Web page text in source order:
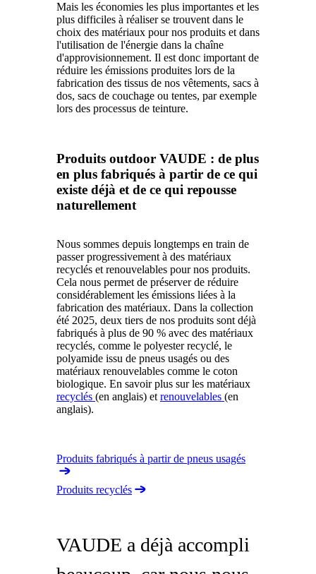
Mais les économies les plus importantes et les
plus difficiles à réaliser se trouvent dans le
choix des matériaux pour nos produits et dans
l'utilisation de l'énergie dans la chaîne
d'approvisionnement. Il est donc important de
réduire les émissions produites lors de la
fabrication des tissus de nos vêtements, sacs à
dos, sacs de couchage ou tentes, par exemple
lors des processus de teinture.
Produits outdoor VAUDE : de plus
en plus fabriqués à partir de ce qui
existe déjà et de ce qui repousse
naturellement
Nous sommes depuis longtemps en train de
passer progressivement à des matériaux
recyclés et renouvelables pour nos produits.
Cela nous permet de préserver de réduire
considérablement les émissions liées à la
fabrication des matériaux. Dans la collection
été 2025, deux tiers de nos produits sont déjà
fabriqués à plus de 90 % avec des matériaux
recyclés, comme le polyester recyclé, le
polyamide issu de pneus usagés ou des
matériaux renouvelables comme le coton
biologique. En savoir plus sur les matériaux
recyclés (en anglais) et renouvelables (en
anglais).
Produits fabriqués à partir de pneus usagés
Produits recyclés
VAUDE a déjà accompli